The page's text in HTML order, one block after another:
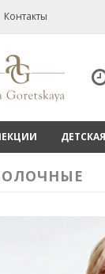
Контакты